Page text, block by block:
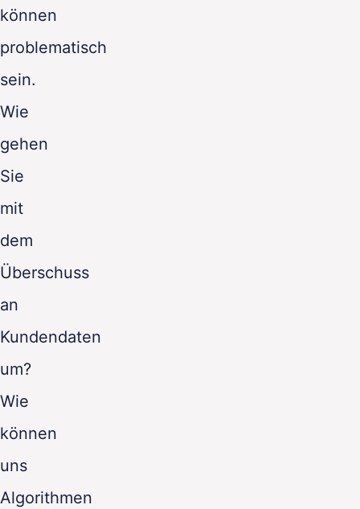
können
problematisch
sein.
Wie
gehen
Sie
mit
dem
Überschuss
an
Kundendaten
um?
Wie
können
uns
Algorithmen